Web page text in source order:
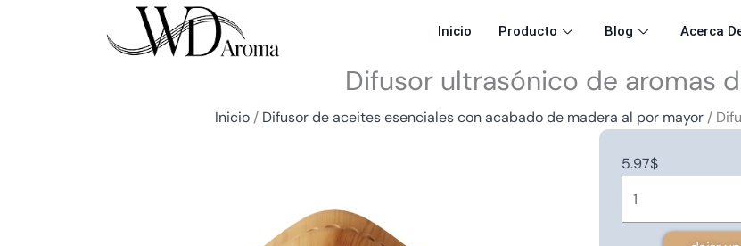
Inicio Producto Blog Acerca
Difusor ultrasónico de aromas
Inicio/ Difusor de aceites esenciales con acabado de madera al por mayor/
5.97$
diffuser